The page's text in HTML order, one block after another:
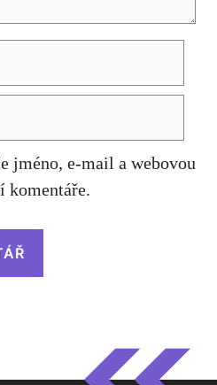
jméno, e-mail a webovou
komentáře.